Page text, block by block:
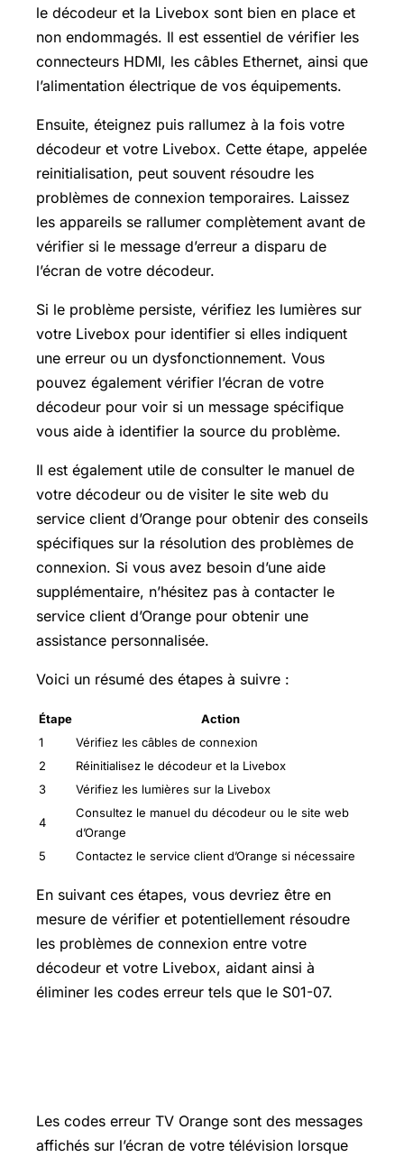
le décodeur et la Livebox sont bien en place et
non endommagés. Il est essentiel de vérifier les
connecteurs HDMI, les câbles Ethernet, ainsi que
l’alimentation électrique de vos équipements.
Ensuite, éteignez puis rallumez à la fois votre
décodeur et votre Livebox. Cette étape, appelée
reinitialisation, peut souvent résoudre les
problèmes de connexion temporaires. Laissez
les appareils se rallumer complètement avant de
vérifier si le message d’erreur a disparu de
l’écran de votre décodeur.
Si le problème persiste, vérifiez les lumières sur
votre Livebox pour identifier si elles indiquent
une erreur ou un dysfonctionnement. Vous
pouvez également vérifier l’écran de votre
décodeur pour voir si un message spécifique
vous aide à identifier la source du problème.
Il est également utile de consulter le manuel de
votre décodeur ou de visiter le site web du
service client d’Orange pour obtenir des conseils
spécifiques sur la résolution des problèmes de
connexion. Si vous avez besoin d’une aide
supplémentaire, n’hésitez pas à contacter le
service client d’Orange pour obtenir une
assistance personnalisée.
Voici un résumé des étapes à suivre :
Étape
Action
1
Vérifiez les câbles de connexion
2
Réinitialisez le décodeur et la Livebox
3
Vérifiez les lumières sur la Livebox
4
Consultez le manuel du décodeur ou le site web
d’Orange
5
Contactez le service client d’Orange si nécessaire
En suivant ces étapes, vous devriez être en
mesure de vérifier et potentiellement résoudre
les problèmes de connexion entre votre
décodeur et votre Livebox, aidant ainsi à
éliminer les codes erreur tels que le S01-07.
Les codes erreur TV Orange sont des messages
affichés sur l’écran de votre télévision lorsque